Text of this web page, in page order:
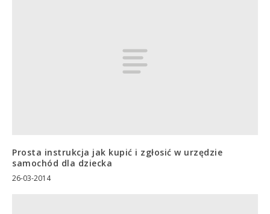
Prosta instrukcja jak kupić i zgłosić w urzędzie
samochód dla dziecka
26-03-2014